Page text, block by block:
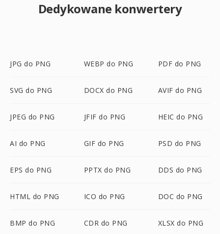
Dedykowane konwertery
JPG do PNG WEBP do PNG PDF do PNG
SVG do PNG DOCX do PNG AVIF do PNG
JPEG do PNG JFIF do PNG HEIC do PNG
AI do PNG GIF do PNG PSD do PNG
EPS do PNG PPTX do PNG DDS do PNG
HTML do PNG ICO do PNG DOC do PNG
BMP do PNG CDR do PNG XLSX do PNG